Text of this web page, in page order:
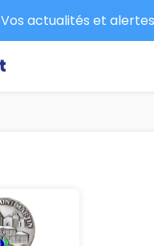
Vos actualités et